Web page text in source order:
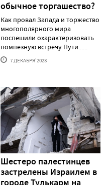
обычное торгашество?
Как провал Запада и торжество
многополярного мира
поспешили охарактеризовать
помпезную встречу Пути......
7 ДЕКАБРЯ'2023
Шестеро палестинцев
застрелены Израилем в